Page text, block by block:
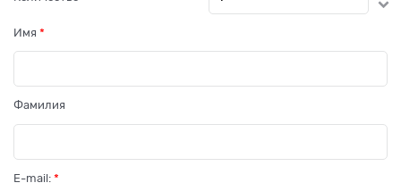
Имя
Фамилия
E-mail: